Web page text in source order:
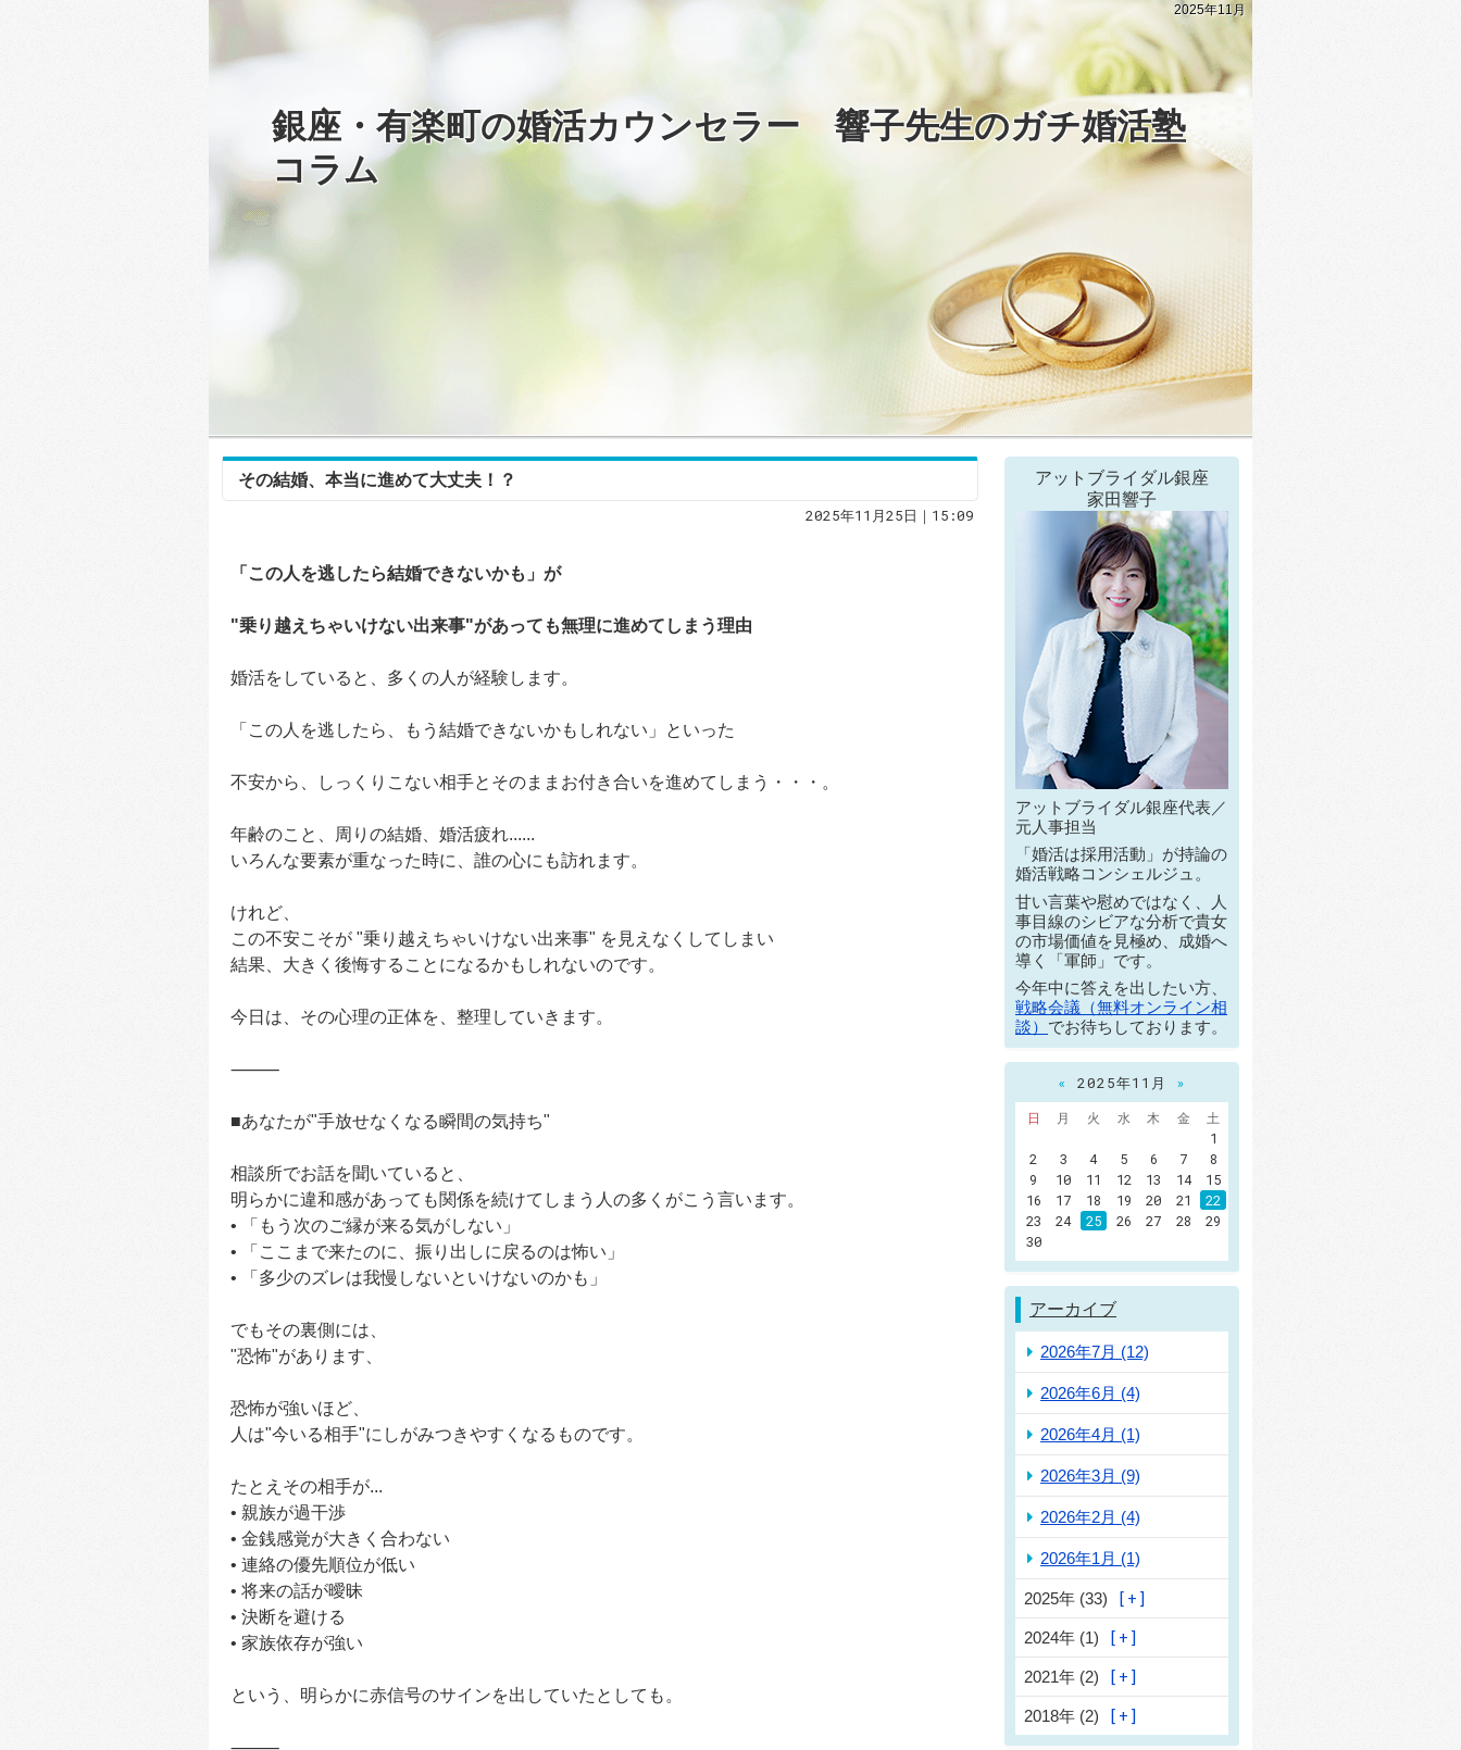
2025年11月
銀座・有楽町の婚活カウンセラー 響子先生のガチ婚活塾
コラム
その結婚、本当に進めて大丈夫！？
2025年11月25日｜15:09
「この人を逃したら結婚できないかも」が
"乗り越えちゃいけない出来事"があっても無理に進めてしまう理由
婚活をしていると、多くの人が経験します。
「この人を逃したら、もう結婚できないかもしれない」といった
不安から、しっくりこない相手とそのままお付き合いを進めてしまう・・・。
年齢のこと、周りの結婚、婚活疲れ......
いろんな要素が重なった時に、誰の心にも訪れます。
けれど、
この不安こそが "乗り越えちゃいけない出来事" を見えなくしてしまい
結果、大きく後悔することになるかもしれないのです。
今日は、その心理の正体を、整理していきます。
⸻
■あなたが"手放せなくなる瞬間の気持ち"
相談所でお話を聞いていると、
明らかに違和感があっても関係を続けてしまう人の多くがこう言います。
• 「もう次のご縁が来る気がしない」
• 「ここまで来たのに、振り出しに戻るのは怖い」
• 「多少のズレは我慢しないといけないのかも」
でもその裏側には、
"恐怖"があります、
恐怖が強いほど、
人は"今いる相手"にしがみつきやすくなるものです。
たとえその相手が...
• 親族が過干渉
• 金銭感覚が大きく合わない
• 連絡の優先順位が低い
• 将来の話が曖昧
• 決断を避ける
• 家族依存が強い
という、明らかに赤信号のサインを出していたとしても。
アットブライダル銀座
家田響子
アットブライダル銀座代表／
元人事担当
「婚活は採用活動」が持論の
婚活戦略コンシェルジュ。
甘い言葉や慰めではなく、人
事目線のシビアな分析で貴女
の市場価値を見極め、成婚へ
導く「軍師」です。
今年中に答えを出したい方、
戦略会議（無料オンライン相
談） でお待ちしております。
« 2025年11月
»
日
月 火 水 木 金
土
1
2
3 4 5 6 7
8
9
10 11 12 13 14
15
16
17 18 19 20 21
22
23
24 25 26 27 28
29
30
アーカイブ
2026年7月 (12)
2026年6月 (4)
2026年4月 (1)
2026年3月 (9)
2026年2月 (4)
2026年1月 (1)
2025年 (33)
2024年 (1)
2021年 (2)
2018年 (2)